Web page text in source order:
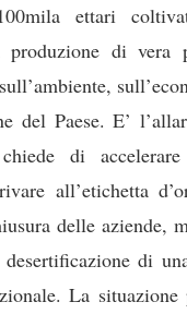
ettari
produzione di vera
del Paese. E’
di
all’etichetta
delle aziende,
di
La